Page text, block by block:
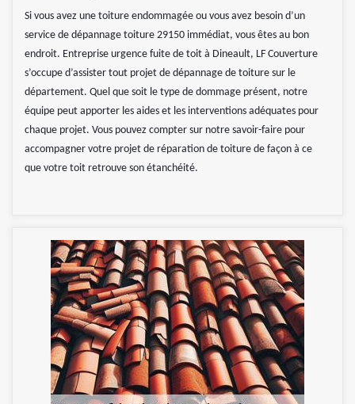
Si vous avez une toiture endommagée ou vous avez besoin d’un
service de dépannage toiture 29150 immédiat, vous êtes au bon
endroit. Entreprise urgence fuite de toit à Dineault, LF Couverture
s’occupe d’assister tout projet de dépannage de toiture sur le
département. Quel que soit le type de dommage présent, notre
équipe peut apporter les aides et les interventions adéquates pour
chaque projet. Vous pouvez compter sur notre savoir-faire pour
accompagner votre projet de réparation de toiture de façon à ce
que votre toit retrouve son étanchéité.